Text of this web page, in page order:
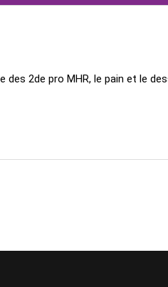
2de pro MHR, le pain et le